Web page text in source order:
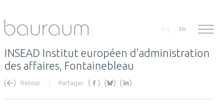
EN FR
INSEAD Institut européen d’administration
des affaires, Fontainebleau
Retour Partager